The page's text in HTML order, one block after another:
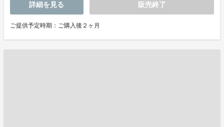
詳細を見る 販売終了
ご提供予定時期：ご購入後２ヶ月